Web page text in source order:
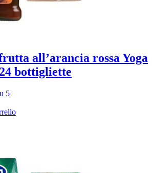
all’arancia rossa Yoga
bottigliette
5